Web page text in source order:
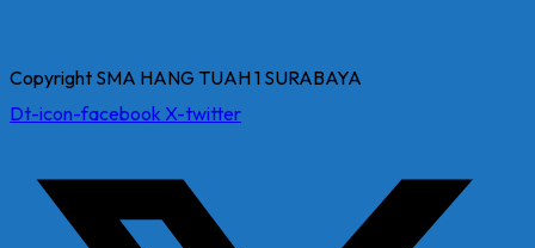
Copyright SMA HANG TUAH 1 SURABAYA
Dt-icon-facebook X-twitter